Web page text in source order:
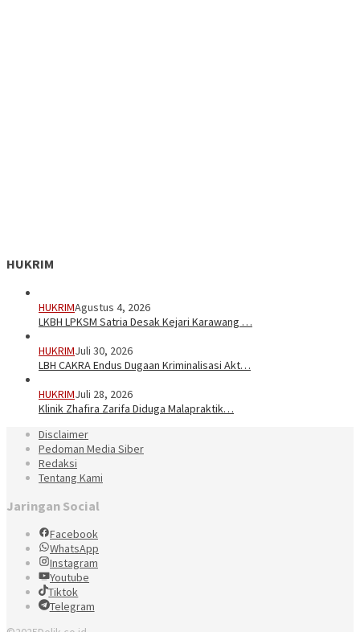
HUKRIM
HUKRIMAgustus 4, 2026
LKBH LPKSM Satria Desak Kejari Karawang …
HUKRIMJuli 30, 2026
LBH CAKRA Endus Dugaan Kriminalisasi Akt…
HUKRIMJuli 28, 2026
Klinik Zhafira Zarifa Diduga Malapraktik…
Disclaimer
Pedoman Media Siber
Redaksi
Tentang Kami
Jaringan Social
Facebook
WhatsApp
Instagram
Youtube
Tiktok
Telegram